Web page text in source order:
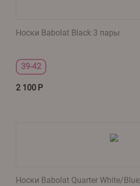
Носки Babolat Black 3 пары
39-42
2 100 Р
Носки Babolat Quarter White/